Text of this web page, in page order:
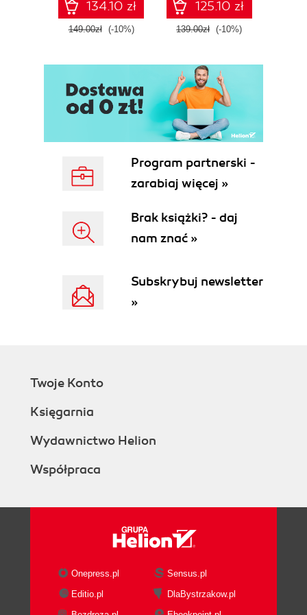
134.10 zł
149.00zł (-10%)
Fourth Edition
125.10 zł
139.00zł (-10%)
Program partnerski -
zarabiaj więcej »
Brak książki? - daj
nam znać »
Subskrybuj newsletter
»
Twoje Konto
Księgarnia
Wydawnictwo Helion
Współpraca
Onepress.pl
Sensus.pl
Editio.pl
DlaBystrzakow.pl